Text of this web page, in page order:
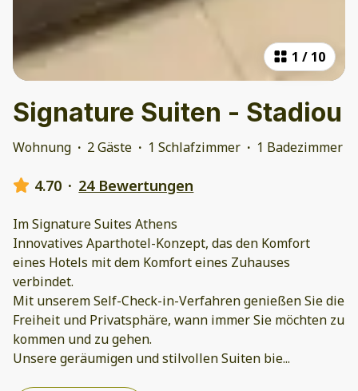
1 / 10
Signature Suiten - Stadiou
Wohnung · 2 Gäste · 1 Schlafzimmer · 1 Badezimmer
4.70 · 24 Bewertungen
Im Signature Suites Athens
Innovatives Aparthotel-Konzept, das den Komfort
eines Hotels mit dem Komfort eines Zuhauses
verbindet.
Mit unserem Self-Check-in-Verfahren genießen Sie die
Freiheit und Privatsphäre, wann immer Sie möchten zu
kommen und zu gehen.
Unsere geräumigen und stilvollen Suiten bie...